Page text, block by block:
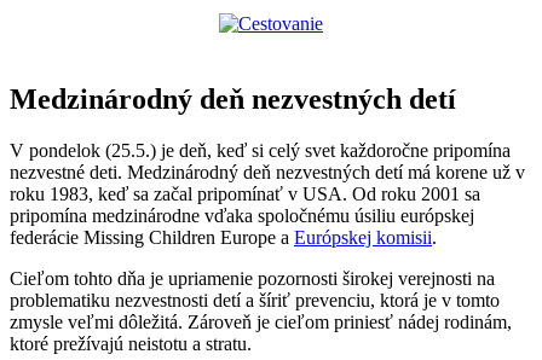
Medzinárodný deň nezvestných detí
V pondelok (25.5.) je deň, keď si celý svet každoročne pripomína
nezvestné deti. Medzinárodný deň nezvestných detí má korene už v
roku 1983, keď sa začal pripomínať v USA. Od roku 2001 sa
pripomína medzinárodne vďaka spoločnému úsiliu európskej
federácie Missing Children Europe a Európskej komisii.
Cieľom tohto dňa je upriamenie pozornosti širokej verejnosti na
problematiku nezvestnosti detí a šíriť prevenciu, ktorá je v tomto
zmysle veľmi dôležitá. Zároveň je cieľom priniesť nádej rodinám,
ktoré prežívajú neistotu a stratu.